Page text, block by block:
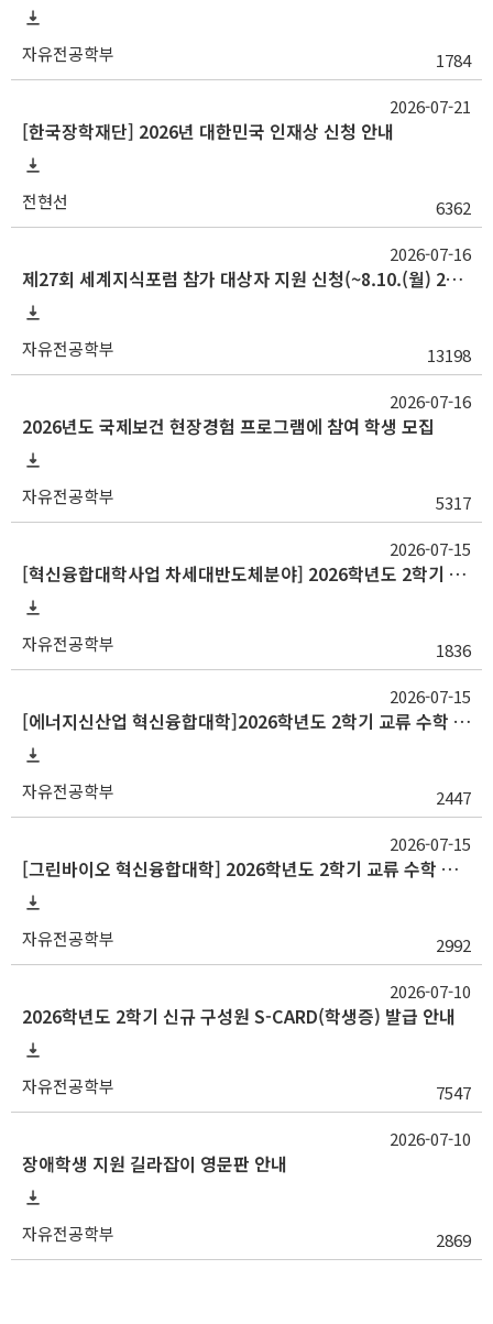
자유전공학부 1784
[한국장학재단] 2026년 대한민국 인재상 신청 안내
전현선 6362
2026-07-21
제27회 세계지식포럼 참가 대상자 지원 신청(~8.10.(월) 23:59)
자유전공학부 13198
2026-07-16
2026년도 국제보건 현장경험 프로그램에 참여 학생 모집
자유전공학부 5317
2026-07-16
[혁신융합대학사업 차세대반도체분야] 2026학년도 2학기 교류 수학 안내(중앙대, 대구대)
자유전공학부 1836
2026-07-15
[에너지신산업 혁신융합대학]2026학년도 2학기 교류 수학 안내(고려대, 부산대, 한양대)
자유전공학부 2447
2026-07-15
[그린바이오 혁신융합대학] 2026학년도 2학기 교류 수학 안내(충남대)
자유전공학부 2992
2026-07-15
2026학년도 2학기 신규 구성원 S-CARD(학생증) 발급 안내
자유전공학부 7547
2026-07-10
장애학생 지원 길라잡이 영문판 안내
자유전공학부 2869
2026-07-10